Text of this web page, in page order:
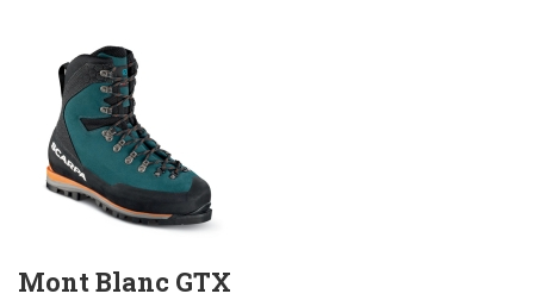
Mont Blanc GTX